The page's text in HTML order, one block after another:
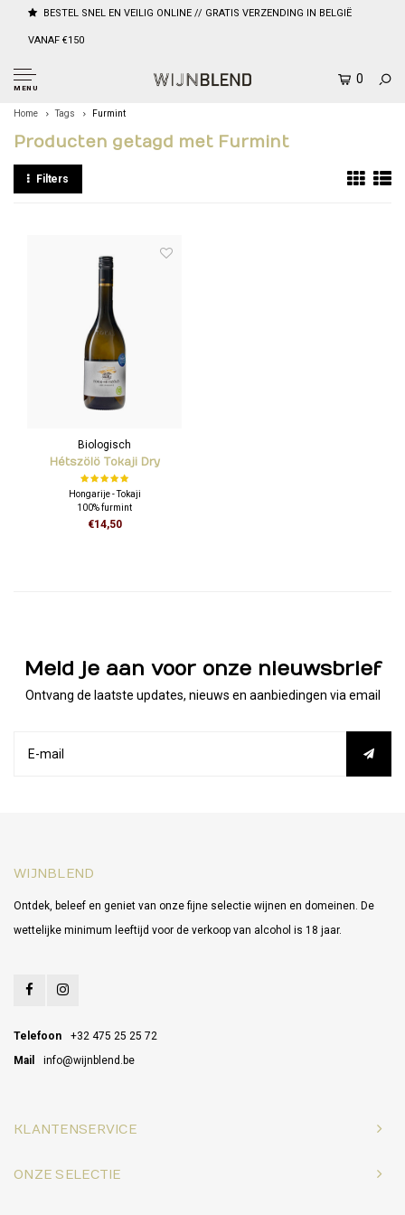
BESTEL SNEL EN VEILIG ONLINE // GRATIS VERZENDING IN BELGIË
VANAF €150
MENU
0
Home Tags Furmint
Producten getagd met Furmint
Filters
Biologisch
Hétszölö Tokaji Dry
Furmint
Hongarije - Tokaji
100% furmint
€14,50
Meld je aan voor onze nieuwsbrief
Ontvang de laatste updates, nieuws en aanbiedingen via email
WIJNBLEND
Ontdek, beleef en geniet van onze fijne selectie wijnen en domeinen. De
wettelijke minimum leeftijd voor de verkoop van alcohol is 18 jaar.
Telefoon
+32 475 25 25 72
Mail
info@wijnblend.be
KLANTENSERVICE
ONZE SELECTIE